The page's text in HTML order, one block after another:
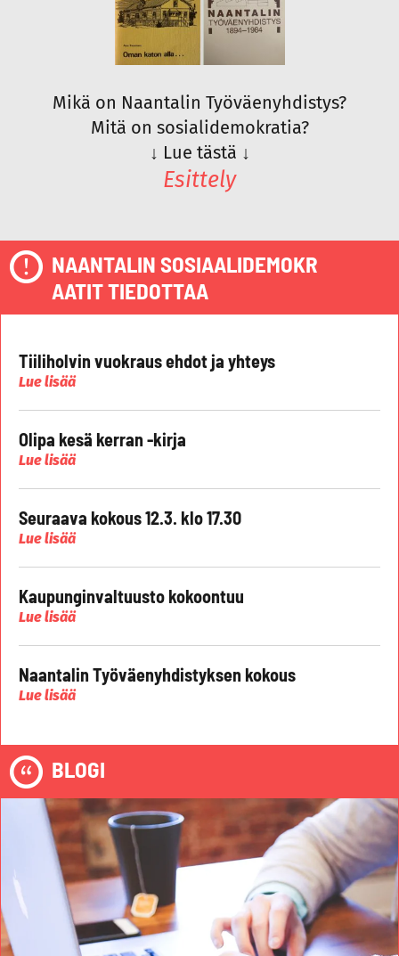
Mikä on Naantalin Työväenyhdistys?
Mitä on sosialidemokratia?
↓ Lue tästä ↓
Esittely
NAANTALIN SOSIAALIDEMOKR
AATIT TIEDOTTAA
Tiiliholvin vuokraus ehdot ja yhteys
Lue lisää
Olipa kesä kerran -kirja
Lue lisää
Seuraava kokous 12.3. klo 17.30
Lue lisää
Kaupunginvaltuusto kokoontuu
Lue lisää
Naantalin Työväenyhdistyksen kokous
Lue lisää
BLOGI